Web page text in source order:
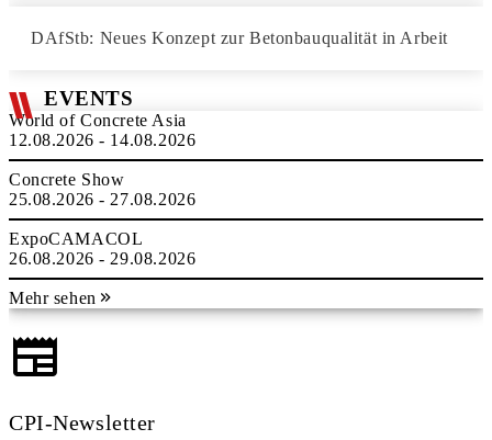
DAfStb: Neues Konzept zur Betonbauqualität in Arbeit
EVENTS
World of Concrete Asia
12.08.2026 - 14.08.2026
Concrete Show
25.08.2026 - 27.08.2026
ExpoCAMACOL
26.08.2026 - 29.08.2026
Mehr sehen
CPI-Newsletter